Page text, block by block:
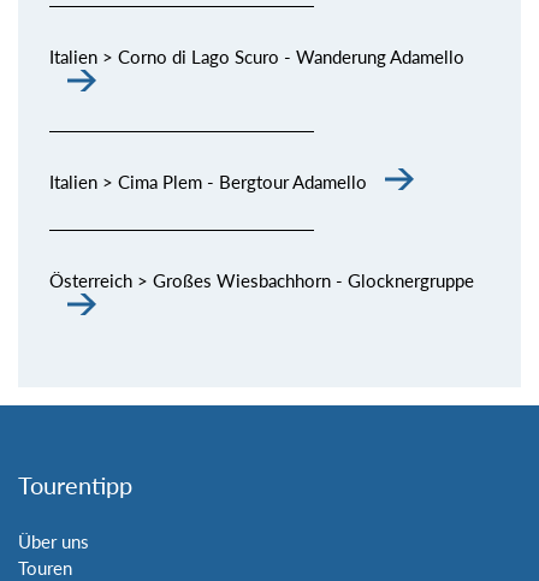
Italien > Corno di Lago Scuro - Wanderung Adamello
Italien > Cima Plem - Bergtour Adamello
Österreich > Großes Wiesbachhorn - Glocknergruppe
Tourentipp
Über uns
Touren